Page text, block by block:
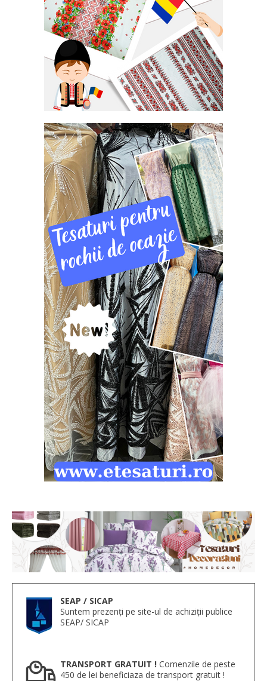
SEAP / SICAP
Suntem prezenți pe site-ul de achiziții publice
SEAP/ SICAP
TRANSPORT GRATUIT ! Comenzile de peste
450 de lei beneficiaza de transport gratuit !